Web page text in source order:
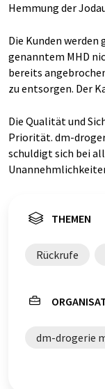
Hemmung der
Die Kunden
genanntem MHD
bereits
zu ent­sorgen. Der
Die Qualität und
Priorität. dm-
schuldigt sich bei
THEMEN
Rückrufe
dm-drogerie